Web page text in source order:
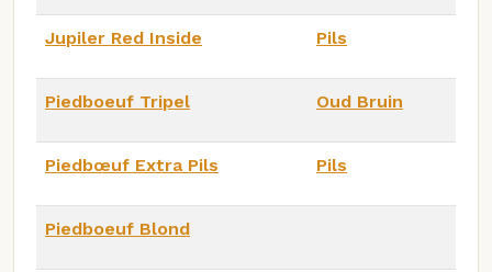
Jupiler Red Inside Pils
Piedboeuf Tripel Oud Bruin
Piedbœuf Extra Pils Pils
Piedboeuf Blond